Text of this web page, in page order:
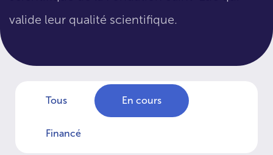
valide leur qualité scientifique.
Tous En cours
Financé